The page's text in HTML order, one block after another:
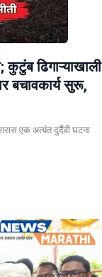
ढिगाऱ्याखाली
बचावकार्य सुरू,
एक अत्यंत दुर्दैवी घटना